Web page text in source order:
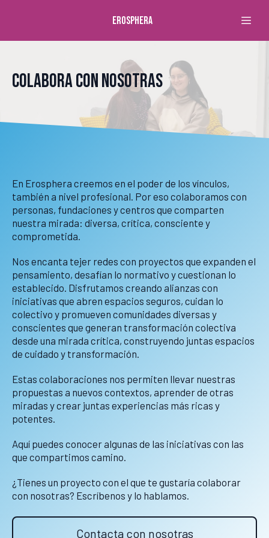
Erosphera
Colabora con nosotras
En Erosphera creemos en el poder de los vínculos,
también a nivel profesional. Por eso colaboramos con
personas, fundaciones y centros que comparten
nuestra mirada: diversa, crítica, consciente y
comprometida.
Nos encanta tejer redes con proyectos que expanden el
pensamiento, desafían lo normativo y cuestionan lo
establecido. Disfrutamos creando alianzas con
iniciativas que abren espacios seguros, cuidan lo
colectivo y promueven comunidades diversas y
conscientes que generan transformación colectiva
desde una mirada crítica, construyendo juntas espacios
de cuidado y transformación.
Estas colaboraciones nos permiten llevar nuestras
propuestas a nuevos contextos, aprender de otras
miradas y crear juntas experiencias más ricas y
potentes.
Aquí puedes conocer algunas de las iniciativas con las
que compartimos camino.
¿Tienes un proyecto con el que te gustaría colaborar
con nosotras? Escríbenos y lo hablamos.
Contacta con nosotras